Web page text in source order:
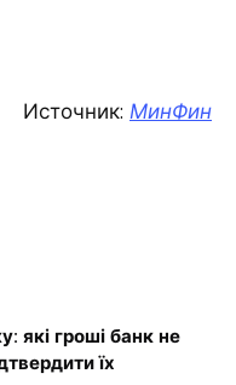
Источник: МинФин
які гроші банк не
їх